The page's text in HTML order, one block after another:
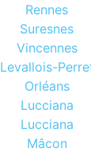
Rennes
Suresnes
Vincennes
Levallois-
Orléans
Lucciana
Lucciana
Mâcon